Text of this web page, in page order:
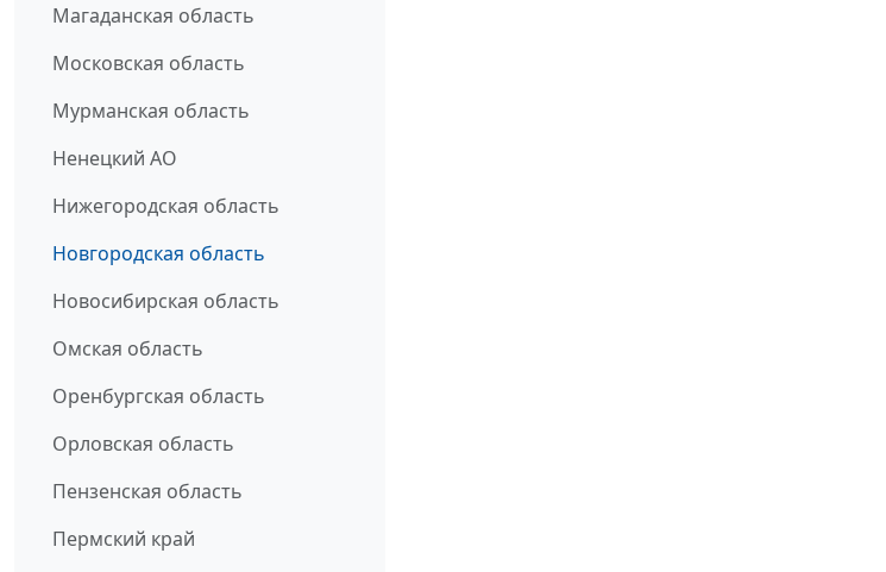
Магаданская область
Московская область
Мурманская область
Ненецкий АО
Нижегородская область
Новгородская область
Новосибирская область
Омская область
Оренбургская область
Орловская область
Пензенская область
Пермский край